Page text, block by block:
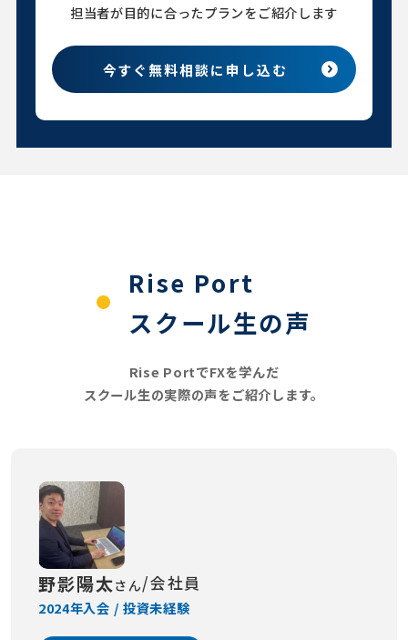
担当者が目的に合ったプランをご紹介します
今すぐ無料相談に申し込む
Rise Port
スクール生の声
Rise PortでFXを学んだ
スクール生の実際の声をご紹介します。
野影陽太さん/会社員
2024年入会 / 投資未経験